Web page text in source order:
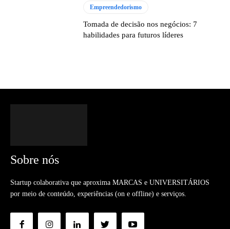
Empreendedorismo
Tomada de decisão nos negócios: 7
habilidades para futuros líderes
Sobre nós
Startup colaborativa que aproxima MARCAS e UNIVERSITÁRIOS
por meio de conteúdo, experiências (on e offline) e serviços.